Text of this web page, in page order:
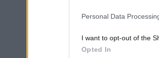
Personal Data
I want to opt-out of the
Opted In